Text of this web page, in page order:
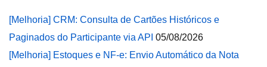
[Melhoria] CRM: Consulta de Cartões Históricos e
Paginados do Participante via API 05/08/2026
[Melhoria] Estoques e NF-e: Envio Automático da Nota